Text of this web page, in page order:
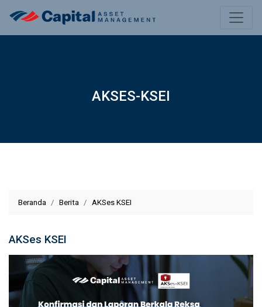
AKSES-KSEI
Beranda Berita AKSes KSEI
AKSes KSEI